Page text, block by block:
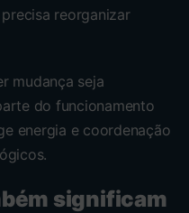
reorganizar
mudança seja
do funcionamento
energia e coordenação
significam